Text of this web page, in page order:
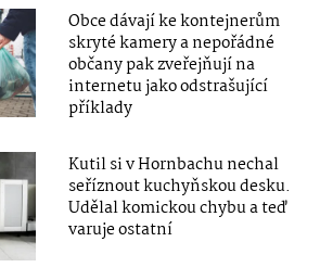
Obce dávají ke kontejnerům
skryté kamery a nepořádné
občany pak zveřejňují na
internetu jako odstrašující
příklady
Kutil si v Hornbachu nechal
seříznout kuchyňskou desku.
Udělal komickou chybu a teď
varuje ostatní